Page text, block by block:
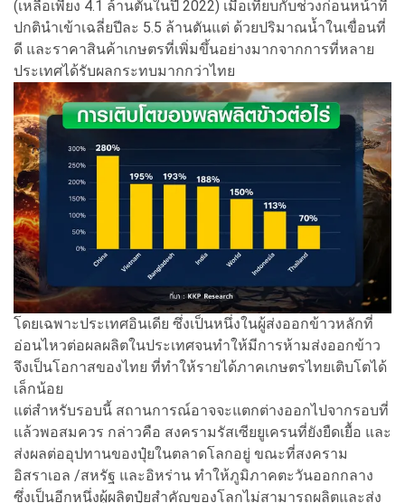
(เหลือเพียง 4.1 ล้านตันในปี 2022) เมื่อเทียบกับช่วงก่อนหน้าที่
ปกตินำเข้าเฉลี่ยปีละ 5.5 ล้านตันแต่ ด้วยปริมาณน้ำในเขื่อนที่
ดี และราคาสินค้าเกษตรที่เพิ่มขึ้นอย่างมากจากการที่หลาย
ประเทศได้รับผลกระทบมากกว่าไทย
โดยเฉพาะประเทศอินเดีย ซึ่งเป็นหนึ่งในผู้ส่งออกข้าวหลักที่
อ่อนไหวต่อผลผลิตในประเทศจนทำให้มีการห้ามส่งออกข้าว
จึงเป็นโอกาสของไทย ที่ทำให้รายได้ภาคเกษตรไทยเติบโตได้
เล็กน้อย
แต่สำหรับรอบนี้ สถานการณ์อาจจะแตกต่างออกไปจากรอบที่
แล้วพอสมควร กล่าวคือ สงครามรัสเซียยูเครนที่ยังยืดเยื้อ และ
ส่งผลต่ออุปทานของปุ๋ยในตลาดโลกอยู่ ขณะที่สงคราม
อิสราเอล /สหรัฐ และอิหร่าน ทำให้ภูมิภาคตะวันออกกลาง
ซึ่งเป็นอีกหนึ่งผู้ผลิตปุ๋ยสำคัญของโลกไม่สามารถผลิตและส่ง